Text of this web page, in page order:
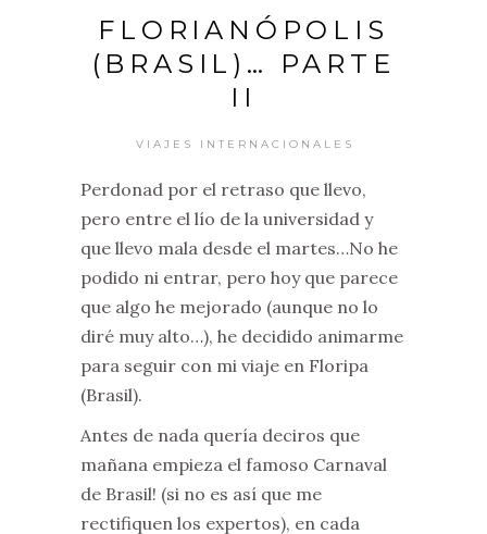
FLORIANÓPOLIS
(BRASIL)… PARTE
II
VIAJES INTERNACIONALES
Perdonad por el retraso que llevo,
pero entre el lío de la universidad y
que llevo mala desde el martes…No he
podido ni entrar, pero hoy que parece
que algo he mejorado (aunque no lo
diré muy alto…), he decidido animarme
para seguir con mi viaje en Floripa
(Brasil).
Antes de nada quería deciros que
mañana empieza el famoso Carnaval
de Brasil! (si no es así que me
rectifiquen los expertos), en cada